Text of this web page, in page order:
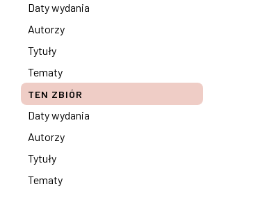
Daty wydania
Autorzy
Tytuły
Tematy
TEN ZBIÓR
Daty wydania
Autorzy
Tytuły
Tematy